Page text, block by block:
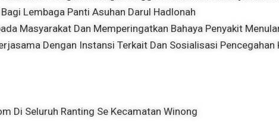
Lembaga Panti Asuhan Darul Hadlonah
Masyarakat Dan Memperingatkan Bahaya Penyakit
Dengan Instansi Terkait Dan Sosialisasi Pencegahan
Di Seluruh Ranting Se Kecamatan Winong